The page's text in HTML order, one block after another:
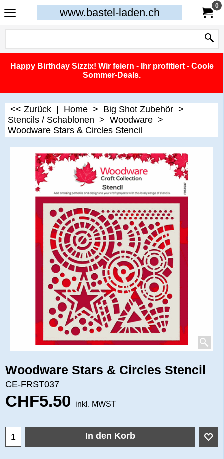
www.bastel-laden.ch
0
Happy Birthday Sizzix! Wir feiern - Ihr profitiert - Coole
Sommer-Deals.
<< Zurück Home > Big Shot Zubehör >
Stencils / Schablonen > Woodware >
Woodware Stars & Circles Stencil
Woodware Stars & Circles Stencil
CE-FRST037
CHF5.50 inkl. MWST
In den Korb